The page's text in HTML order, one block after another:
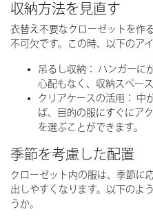
収納方法を見直す
衣替え不要なクローゼットを作
不可欠です。この時、以下のア
吊るし収納：
ハンガーに
心配もなく、収納スペー
クリアケースの活用：
中
ば、目的の服にすぐにア
を選ぶことができます。
季節を考慮した配置
クローゼット内の服は、季節に
出しやすくなります。以下のよ
うか。